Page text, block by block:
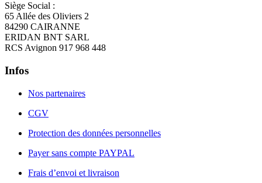
Siège Social :
65 Allée des Oliviers 2
84290 CAIRANNE
ERIDAN BNT SARL
RCS Avignon 917 968 448
Infos
Nos partenaires
CGV
Protection des données personnelles
Payer sans compte PAYPAL
Frais d’envoi et livraison